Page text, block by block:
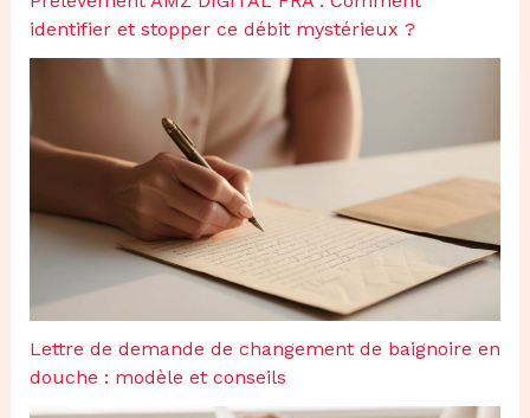
identifier et stopper ce débit mystérieux ?
Lettre de demande de changement de baignoire en
douche : modèle et conseils